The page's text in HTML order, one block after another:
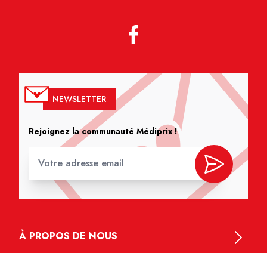
NEWSLETTER
Rejoignez la communauté Médiprix !
À PROPOS DE NOUS